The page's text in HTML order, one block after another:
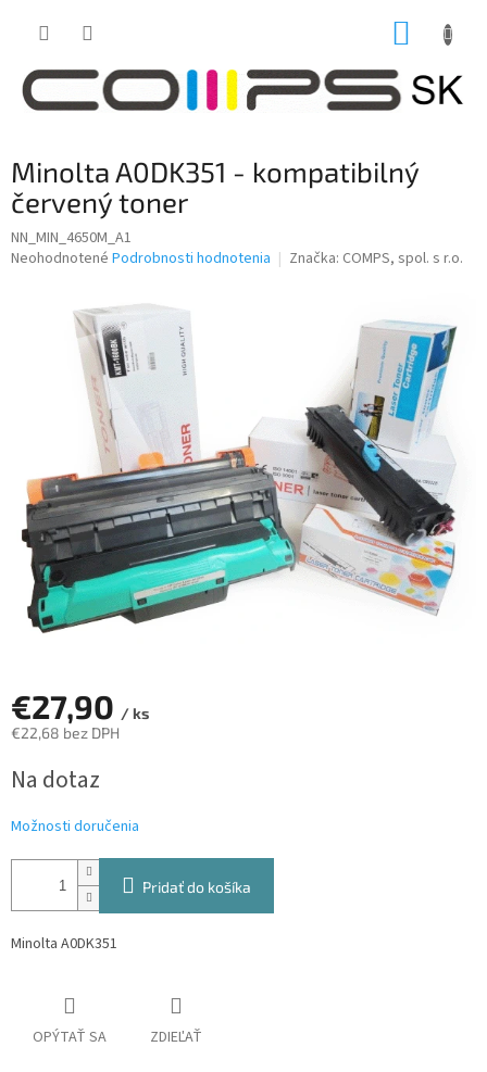
Minolta A0DK351 - kompatibilný
červený toner
NN_MIN_4650M_A1
Priemerné
Neohodnotené Podrobnosti hodnotenia Značka: COMPS, spol. s r.o.
€27,90 / ks
€22,68 bez DPH
cena:
Na dotaz
Možnosti doručenia
Pridať do košíka
Minolta A0DK351
OPÝTAŤ SA ZDIEĽAŤ